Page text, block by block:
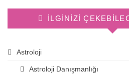
İLGINIZI
Astroloji
Astroloji Danışmanlığı